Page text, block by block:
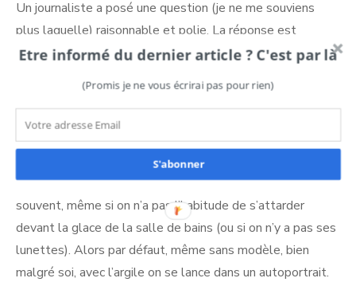
Un journaliste a posé une question (je ne me souviens
plus laquelle) raisonnable et polie. La réponse est
tombée comme un couperet : «You’re a fake ! » (V ous
remarqué et entendu (et pour le coup c’est la même
chose en France et en Allemagne) : en général il nous
ressemble. Nous modelons les traits que l’on voit le plus
souvent, même si on n’a pas l’habitude de s’attarder
devant la glace de la salle de bains (ou si on n’y a pas ses
lunettes). Alors par défaut, même sans modèle, bien
malgré soi, avec l’argile on se lance dans un autoportrait.
Etre informé du dernier article ? C'est par là
(Promis je ne vous écrirai pas pour rien)
S'abonner